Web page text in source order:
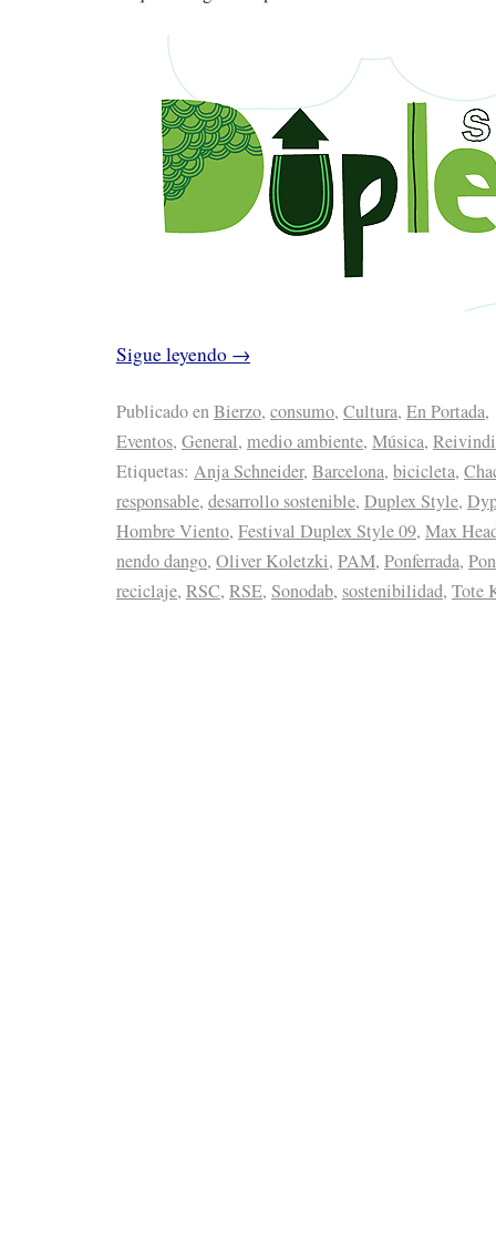
Sigue leyendo →
Publicado enBierzo, consumo, Cultura, En Portada,
Eventos, General, medio ambiente, Música,
Etiquetas: Anja Schneider, Barcelona, bicicleta,
responsable, desarrollo sostenible, Duplex Style,
Hombre Viento, Festival Duplex Style 09, Max
nendo dango, Oliver Koletzki, PAM, Ponferrada,
reciclaje, RSC, RSE, Sonodab, sostenibilidad, Tote